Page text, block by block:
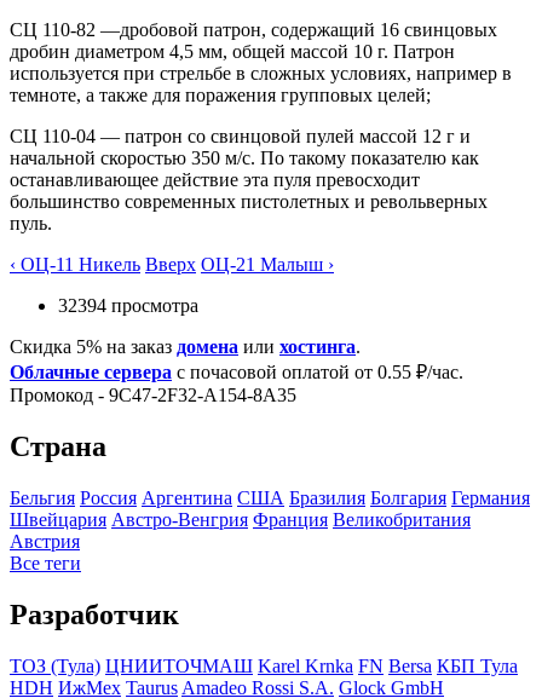
СЦ 110-82 —дробовой патрон, содержащий 16 свинцовых
дробин диаметром 4,5 мм, общей массой 10 г. Патрон
используется при стрельбе в сложных условиях, например в
темноте, а также для поражения групповых целей;
СЦ 110-04 — патрон со свинцовой пулей массой 12 г и
начальной скоростью 350 м/с. По такому показателю как
останавливающее действие эта пуля превосходит
большинство современных пистолетных и револьверных
пуль.
‹ ОЦ-11 Никель Вверх ОЦ-21 Малыш ›
32394 просмотра
Скидка 5% на заказ домена или хостинга.
Облачные сервера с почасовой оплатой от 0.55 ₽/час.
Промокод - 9C47-2F32-A154-8A35
Страна
Бельгия Росcия Аргентина США Бразилия Болгария Германия
Швейцария Австро-Венгрия Франция Великобритания
Австрия
Все теги
Разработчик
ТОЗ (Тула) ЦНИИТОЧМАШ Karel Krnka FN Bersa КБП Тула
HDH ИжМех Taurus Amadeo Rossi S.A. Glock GmbH